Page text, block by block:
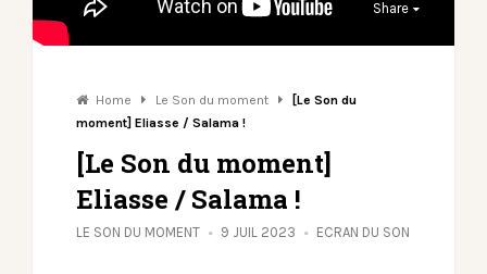
Share
Home Le Son du moment
[Le Son du
moment] Eliasse / Salama !
[Le Son du moment]
Eliasse / Salama !
LE SON DU MOMENT 9 JUIL 2023 ECRAN DU SON